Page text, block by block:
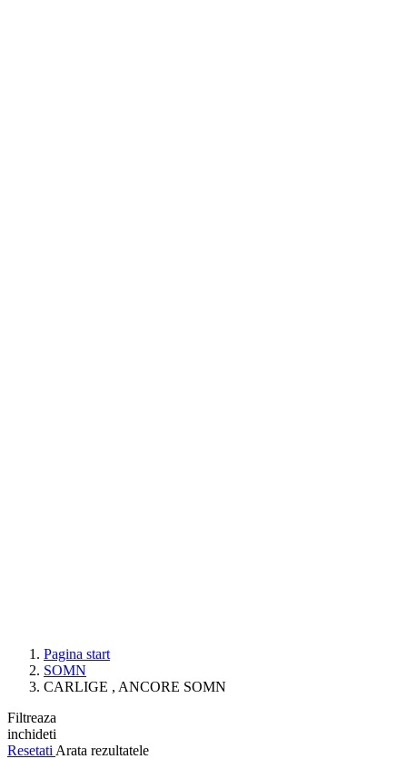
Pagina start
SOMN
CARLIGE , ANCORE SOMN
Filtreaza
inchideti
Resetati Arata rezultatele